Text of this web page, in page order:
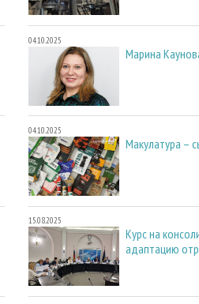
04.10.2025
Марина
04.10.2025
Макулатура –
15.08.2025
Курс на
адаптацию